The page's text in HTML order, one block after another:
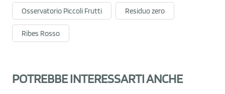
Osservatorio Piccoli Frutti Residuo zero
Ribes Rosso
POTREBBE INTERESSARTI ANCHE